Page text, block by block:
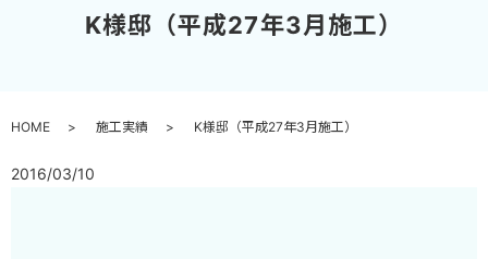
K様邸（平成27年3月施工）
HOME 施工実績 K様邸（平成27年3月施工）
2016/03/10